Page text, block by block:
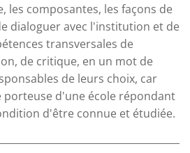
les composantes, les façons de
dialoguer avec l'institution et de
transversales de
de critique, en un mot de
de leurs choix, car
d'une école répondant
d'être connue et étudiée.